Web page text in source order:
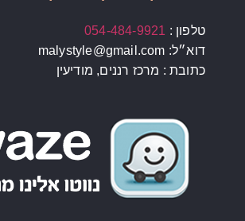
טלפון : 054-484-9921
דוא״ל: malystyle@gmail.com
כתובת : מרכז רננים, מודיעין